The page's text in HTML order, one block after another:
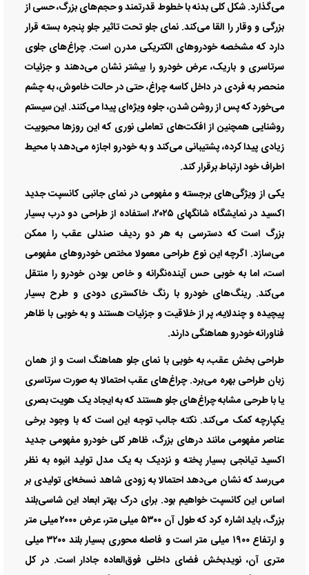
می‌گذارد. شکل کلی بدنه با خطوط قدرتمند و حجم‌های بزرگ، حسی از
بزرگی و وقار را القا می‌کند. نمای جلو تحت تاثیر جلو پنجره بسته قرار
دارد که مشخصه خودروهای الکتریکی مدرن است. چراغ‌های جلوی
سرتاسری و باریک، عرض خودرو را بیشتر نشان می‌دهند و جزئیات
منحصر به فردی در داخل کاسه چراغ، حتی در حالت خاموش، به چشم
می‌خورد که پس از روشن شدن، جلوه ویژه‌ای پیدا می‌کنند. این سیستم
روشنایی همچنین از افکت‌های تعاملی نوری که این روزها محبوبیت
زیادی پیدا کرده، پشتیبانی می‌کند و به خودرو اجازه می‌دهد با محیط
اطراف خود ارتباط برقرار کند.
یکی از ویژگی‌های برجسته و مفهومی در نمای جانبی کانسپت جدید
اکسید در نمایشگاه شانگهای ۲۰۲۵، استفاده از طراحی دو درب بسیار
بزرگ است که دسترسی به هر دو ردیف صندلی عقب را ممکن
می‌سازد. اگرچه این نوع طراحی معمولا مختص خودروهای مفهومی
است، اما به خوبی حس آینده‌نگرانه و خاص بودن خودرو را منتقل
می‌کند. رینگ‌های خودرو با رنگ خاکستری دودی و طرح بسیار
پیچیده و چندلایه، پر از خلاقیت و جزئیات هستند و به خوبی با ظاهر
فناورانه خودرو هماهنگی دارند.
طراحی بخش عقب، به خوبی با نمای جلو هماهنگ است و از همان
زبان طراحی بهره می‌برد. چراغ‌های عقب احتمالا به صورت سرتاسری
یا با طرحی مشابه چراغ‌های جلو هستند که به ایجاد یک هویت بصری
یکپارچه کمک می‌کند. نکته جالب توجه این است که با وجود برخی
عناصر مفهومی مانند درهای بزرگ، ظاهر کلی خودرو مفهومی جدید
اکسید تیانجی بسیار پخته و نزدیک به یک مدل تولید انبوه به نظر
می‌رسد که نشان می‌دهد احتمالا به زودی شاهد نسخه‌ای تولیدی بر
اساس این کانسپت خواهیم بود. برای درک بهتر ابعاد این شاسی‌بلند
بزرگ، باید اشاره کرد که طول آن ۵۳۰۰ میلی‌ متر، عرض ۲۰۰۰ میلی‌ متر
و ارتفاع ۱۹۰۰ میلی‌ متر است و فاصله محوری بسیار بلند ۳۲۰۰ میلی‌
متری آن، نویدبخش فضای داخلی فوق‌العاده جادار است. در کل